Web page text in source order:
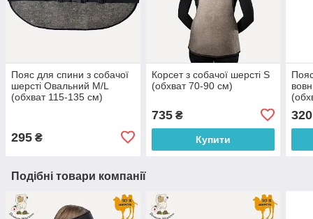
Пояс для спини з собачої
шерсті Овальний M/L
(обхват 115-135 см)
295 ₴
Корсет з собачої шерсті S
(обхват 70-90 см)
735₴
Купити
320
Подібні товари компанії